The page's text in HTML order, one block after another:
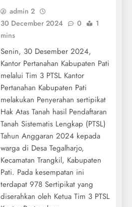
admin 2
30 December 2024
0
1
mins
Senin, 30 Desember 2024,
Kantor Pertanahan Kabupaten Pati
melalui Tim 3 PTSL Kantor
Pertanahan Kabupaten Pati
melakukan Penyerahan sertipikat
Hak Atas Tanah hasil Pendaftaran
Tanah Sistematis Lengkap (PTSL)
Tahun Anggaran 2024 kepada
warga di Desa Tegalharjo,
Kecamatan Trangkil, Kabupaten
Pati. Pada kesempatan ini
terdapat 978 Sertipikat yang
diserahkan oleh Ketua Tim 3 PTSL